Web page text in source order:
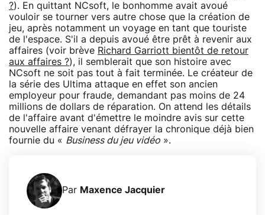
?). En quittant NCsoft, le bonhomme avait avoué
vouloir se tourner vers autre chose que la création de
jeu, après notamment un voyage en tant que touriste
de l'espace. S'il a depuis avoué être prêt à revenir aux
affaires (voir brève Richard Garriott bientôt de retour
aux affaires ?), il semblerait que son histoire avec
NCsoft ne soit pas tout à fait terminée. Le créateur de
la série des Ultima attaque en effet son ancien
employeur pour fraude, demandant pas moins de 24
millions de dollars de réparation. On attend les détails
de l'affaire avant d'émettre le moindre avis sur cette
nouvelle affaire venant défrayer la chronique déjà bien
fournie du « Business du jeu vidéo ».
Par Maxence Jacquier